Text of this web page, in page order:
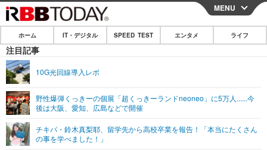
CLOSE
ホーム
IT・デジタル
ネタ
ショッピング その他
SPEED TEST
エンタメ
エンタメTOP
ライフ
MENU
ホーム IT・デジタル SPEED TEST エンタメ ライフ
注目記事
10G光回線導入レポ
野性爆弾くっきーの個展「超くっきーランドneoneo」に5万人......今
後は大阪、愛知、広島などで開催
チキパ・鈴木真梨耶、留学先から高校卒業を報告！「本当にたくさん
の事を学べました！」